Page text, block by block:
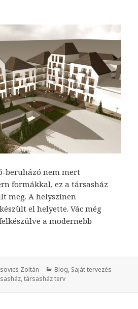
beruházó nem mert
formákkal, ez a társasház
meg. A helyszínen
el helyette. Vác még
a modernebb
Zoltán Kategória
Blog, Saját tervezés
,társasház terv